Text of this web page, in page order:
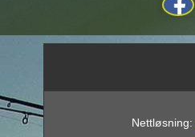
Nettløsning: